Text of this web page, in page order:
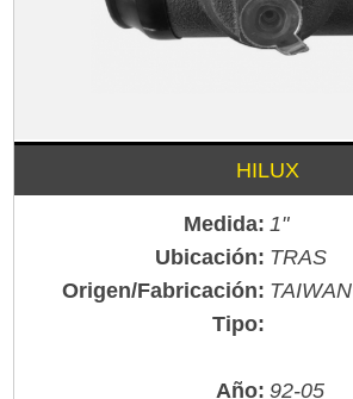
HILUX
Medida: 1"
Ubicación: TRAS
Origen/Fabricación: TAIWAN
Tipo:
Año: 92-05